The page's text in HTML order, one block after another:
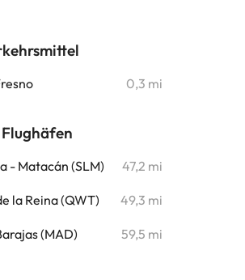
0,3 mi
- Matacán (SLM) 47,2 mi
la Reina (QWT) 49,3 mi
(MAD) 59,5 mi